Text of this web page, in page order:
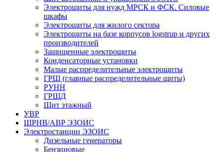
Электрощиты для нужд МРСК и ФСК. Силовые
шкафы
Электрощиты для жилого сектора
Электрощиты на базе корпусов logstrup и других
производителей
Защищенные электрощиты
Конденсаторные установки
Малые распределительные электрощиты
ГРЩ (главные распределительные щиты)
РУНН
ГРЩД
Щит этажный
УВР
ЩРНВ/АВР ЭЗОИС
Электростанции ЭЗОИС
Дизельные генераторы
Бензиновые